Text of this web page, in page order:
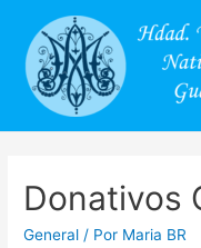
Donativos
General / Por Maria BR